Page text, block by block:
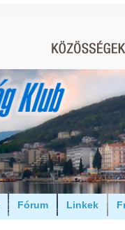
Fórum Linkek